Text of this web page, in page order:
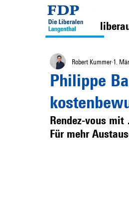
Philippe
Robert Kummer 1.
Rendez-vous mit
Für mehr